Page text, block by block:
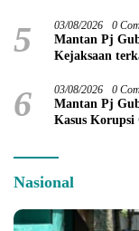
5 03/08/2026 0
Mantan Pj
Kejaksaan
6 03/08/2026 0
Mantan Pj
Kasus Korupsi
Nasional